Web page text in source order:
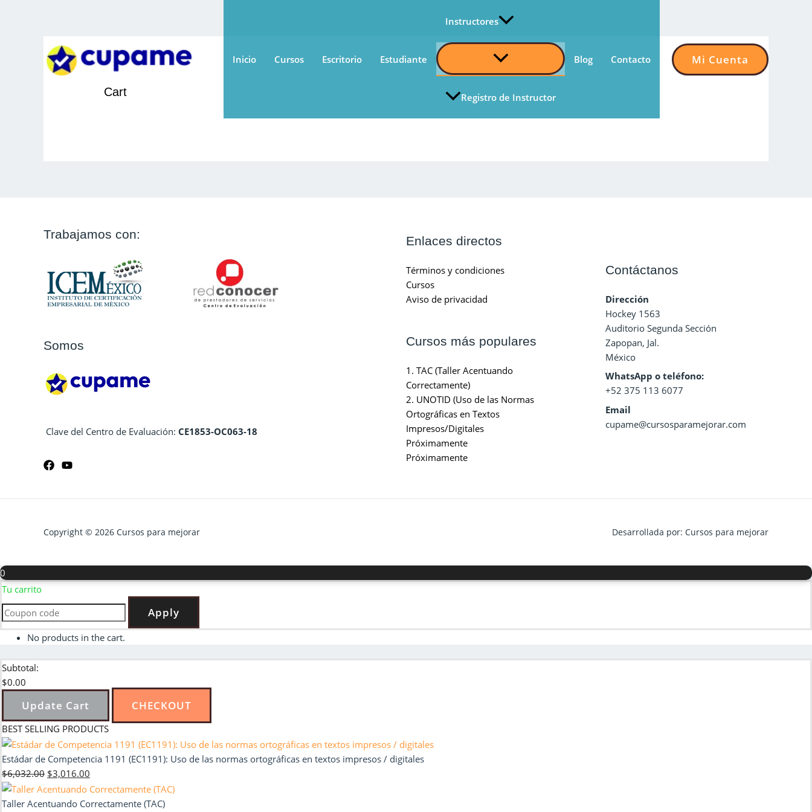
Inicio
Cursos Escritorio Estudiante
Instructores
Alternar
Registro de Instructor
Blog Contacto Mi Cuenta
Cart
Trabajamos con:
Somos
Clave del Centro de Evaluación: CE1853-OC063-18
Enlaces directos
Términos y condiciones
Cursos
Aviso de privacidad
Cursos más populares
1. TAC (Taller Acentuando
Correctamente)
2. UNOTID (Uso de las Normas
Ortográficas en Textos
Impresos/Digitales
Próximamente
Próximamente
Contáctanos
Dirección
Hockey 1563
Auditorio Segunda Sección
Zapopan, Jal.
México
WhatsApp o teléfono:
+52 375 113 6077
Email
cupame@cursosparamejorar.com
Copyright © 2026 Cursos para mejorar Desarrollada por: Cursos para mejorar
0
Tu carrito
Apply
No products in the cart.
Subtotal:
$0.00
Update Cart CHECKOUT
BEST SELLING PRODUCTS
Estádar de Competencia 1191 (EC1191): Uso de las normas ortográficas en textos impresos / digitales
$6,032.00 El
precio
original
$3,016.00
precio
actual
Taller Acentuando Correctamente (TAC)